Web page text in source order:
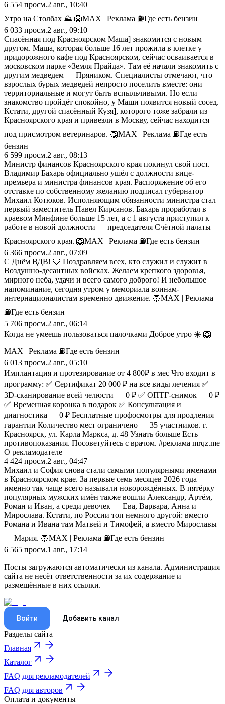
6 554 просм.2 авг., 10:40
Утро на Столбах ⛰️ 🦁MAX | Реклама ⛽️Где есть бензин
6 033 просм.2 авг., 09:10
Спасённая под Красноярском Маша] знакомится с новым
другом. Маша, которая больше 16 лет прожила в клетке у
придорожного кафе под Красноярском, сейчас осваивается в
московском парке «Земля Прайда». Там её начали знакомить с
другим медведем — Пряником. Специалисты отмечают, что
взрослых бурых медведей непросто поселить вместе: они
территориальные и могут быть вспыльчивыми. Но если
знакомство пройдёт спокойно, у Маши появится новый сосед.
Кстати, другой спасённый Кузя], которого тоже забрали из
Красноярского края и привезли в Москву, сейчас находится
под присмотром ветеринаров. 🦁MAX | Реклама ⛽️Где есть
бензин
6 599 просм.2 авг., 08:13
Министр финансов Красноярского края покинул свой пост.
Владимир Бахарь официально ушёл с должности вице-
премьера и министра финансов края. Распоряжение об его
отставке по собственному желанию подписал губернатор
Михаил Котюков. Исполняющим обязанности министра стал
первый заместитель Павел Кирсанов. Бахарь проработал в
краевом Минфине больше 15 лет, а с 1 августа приступил к
работе в новой должности — председателя Счётной палаты
Красноярского края. 🦁MAX | Реклама ⛽️Где есть бензин
6 366 просм.2 авг., 07:09
С Днём ВДВ! 🩵 Поздравляем всех, кто служил и служит в
Воздушно-десантных войсках. Желаем крепкого здоровья,
мирного неба, удачи и всего самого доброго! И небольшое
напоминание, сегодня утром у мемориала воинам-
интернационалистам временно движение. 🦁MAX | Реклама
⛽️Где есть бензин
5 706 просм.2 авг., 06:14
Когда не умеешь пользоваться палочками Доброе утро ☀️ 🦁
MAX | Реклама ⛽️Где есть бензин
6 013 просм.2 авг., 05:10
Имплантация и протезирование от 4 800₽ в мес Что входит в
программу: ✅ Сертификат 20 000 ₽ на все виды лечения ✅
3D-сканирование всей челюсти — 0 ₽ ✅ ОПТГ-снимок — 0 ₽
✅ Временная коронка в подарок ✅ Консультация и
диагностика — 0 ₽ Бесплатные профосмотры для продления
гарантии Количество мест ограничено — 35 участников. г.
Красноярск, ул. Карла Маркса, д. 48 Узнать больше Есть
противопоказания. Посоветуйтесь с врачом. #реклама mrqz.me
О рекламодателе
4 424 просм.2 авг., 04:47
Михаил и София снова стали самыми популярными именами
в Красноярском крае. За первые семь месяцев 2026 года
именно так чаще всего называли новорождённых. В пятёрку
популярных мужских имён также вошли Александр, Артём,
Роман и Иван, а среди девочек — Ева, Варвара, Анна и
Мирослава. Кстати, по России топ немного другой: вместо
Романа и Ивана там Матвей и Тимофей, а вместо Мирославы
— Мария. 🦁MAX | Реклама ⛽️Где есть бензин
6 565 просм.1 авг., 17:14
Посты загружаются автоматически из канала. Администрация
сайта не несёт ответственности за их содержание и
размещённые в них ссылки.
Войти Добавить канал
Разделы сайта
Главная
Каталог
FAQ для рекламодателей
FAQ для авторов
Оплата и документы